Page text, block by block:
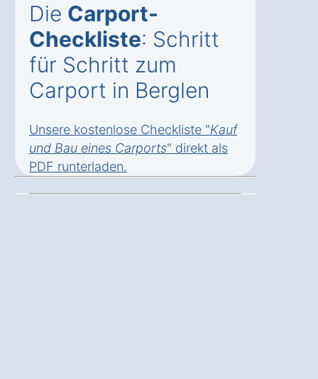
Die Carport-
Checkliste: Schritt
für Schritt zum
Carport in Berglen
Unsere kostenlose Checkliste "Kauf
und Bau eines Carports" direkt als
PDF runterladen.